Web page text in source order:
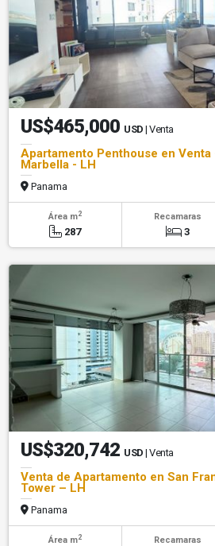
US$465,000 USD | Venta
Apartamento Penthouse en
Marbella - LH
Panama
Área m2
287
Recamaras
3
US$320,742 USD | Venta
Venta de Apartamento en San
Tower – LH
Panama
Área m2 Recamaras